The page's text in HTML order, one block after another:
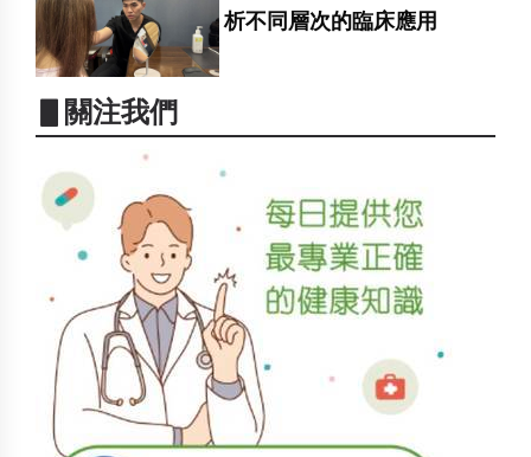
析不同層次的臨床應用
▋關注我們